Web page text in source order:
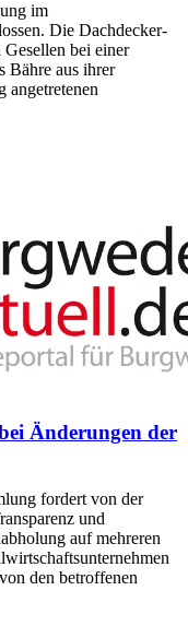
im
Die Dachdecker-
bei einer
Bähre aus ihrer
Änderungen der
fordert von der
und
auf mehreren
den betroffenen